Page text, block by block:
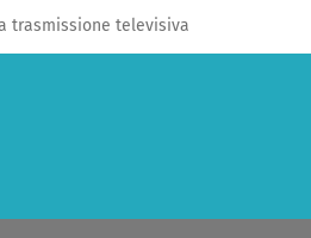
trasmissione televisiva